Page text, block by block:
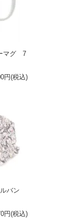
マグ 7
円(税込)
バン
円(税込)